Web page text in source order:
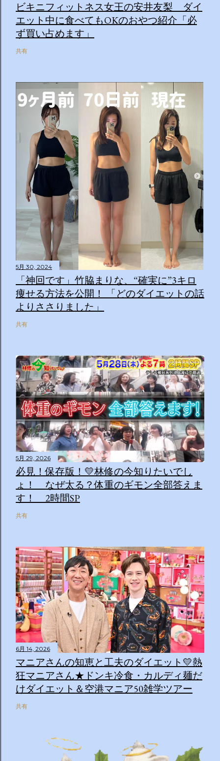
ビキニフィットネス女王の安井友梨 ダイ
エット中に食べてもOKのおやつ紹介「必
ず買い占めます」
共有
5月 30, 2024
「神回です」竹脇まりな、“確実に”3キロ
痩せる方法を公開！ 「どのダイエットの話
よりささりました」
共有
5月 29, 2026
必見！保存版！💛林修の今知りたいでし
ょ！ なぜ太る？体重のギモン全部答えま
す！ 2時間SP
共有
6月 14, 2026
マニアさんの知恵と工夫のダイエット💛熱
狂マニアさん★ドンキ冷食・カルディ麺だ
けダイエット＆空港マニア50雑学ツアー
共有